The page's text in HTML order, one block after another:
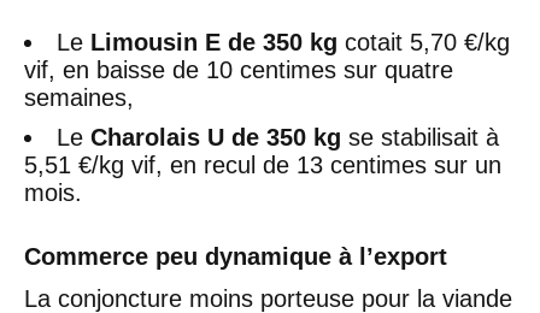
Le Limousin E de 350 kg cotait 5,70 €/kg
vif, en baisse de 10 centimes sur quatre
semaines,
Le Charolais U de 350 kg se stabilisait à
5,51 €/kg vif, en recul de 13 centimes sur un
mois.
Commerce peu dynamique à l’export
La conjoncture moins porteuse pour la viande